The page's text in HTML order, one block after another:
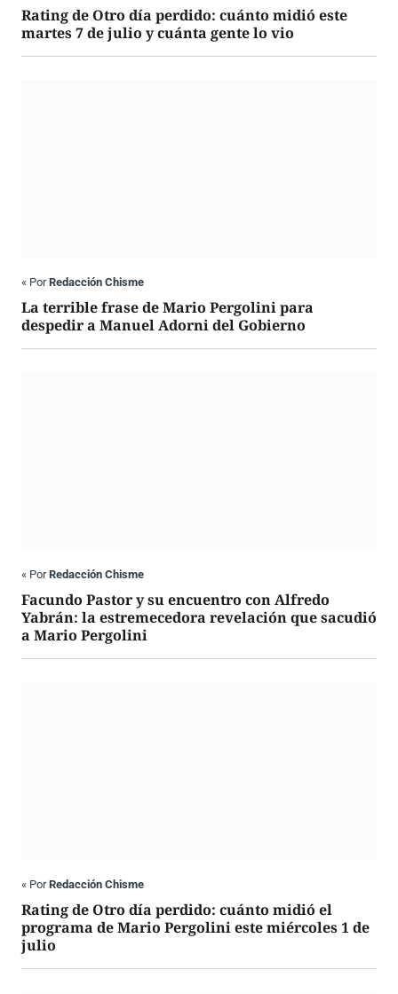
Rating de Otro día perdido: cuánto midió este
martes 7 de julio y cuánta gente lo vio
« PorRedacción Chisme
La terrible frase de Mario Pergolini para
despedir a Manuel Adorni del Gobierno
« PorRedacción Chisme
Facundo Pastor y su encuentro con Alfredo
Yabrán: la estremecedora revelación que sacudió
a Mario Pergolini
« PorRedacción Chisme
Rating de Otro día perdido: cuánto midió el
programa de Mario Pergolini este miércoles 1 de
julio